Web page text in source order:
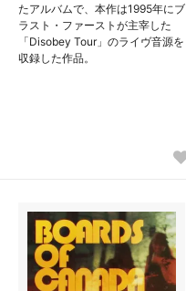
たアルバムで、本作は1995年にブ
ラスト・ファーストが主宰した
「Disobey Tour」のライヴ音源を
収録した作品。